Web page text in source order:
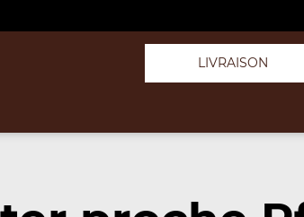
LIVRAISON